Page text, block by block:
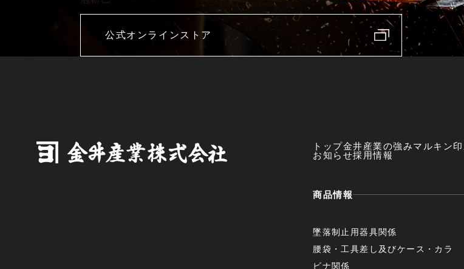
公式オンラインストア
トップ金井産業の強みマルキン印
お知らせ採用情報
商品情報
墜落制止用器具関係
腰袋・工具差し及びケース・カラ
ビナ関係